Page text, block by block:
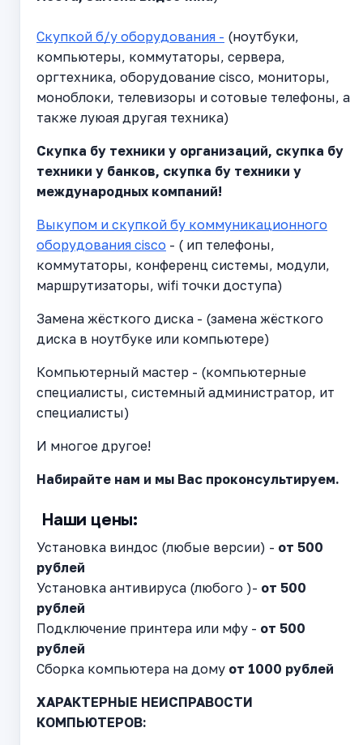
Скупкой б/у оборудования - (ноутбуки,
компьютеры, коммутаторы, сервера,
оргтехника, оборудование cisco, мониторы,
моноблоки, телевизоры и сотовые телефоны, а
также луюая другая техника)
Cкупка бу техники у организаций, скупка бу
техники у банков, скупка бу техники у
международных компаний!
Выкупом и скупкой бу коммуникационного
оборудования cisco - ( ип телефоны,
коммутаторы, конференц системы, модули,
маршрутизаторы, wifi точки доступа)
Замена жёсткого диска - (замена жёсткого
диска в ноутбуке или компьютере)
Компьютерный мастер - (компьютерные
специалисты, системный администратор, ит
специалисты)
И многое другое!
Набирайте нам и мы Вас проконсультируем.
Наши цены:
Установка виндос (любые версии) - от 500
рублей
Установка антивируса (любого )- от 500
рублей
Подключение принтера или мфу - от 500
рублей
Сборка компьютера на дому от 1000 рублей
ХАРАКТЕРНЫЕ НЕИСПРАВОСТИ
КОМПЬЮТЕРОВ: